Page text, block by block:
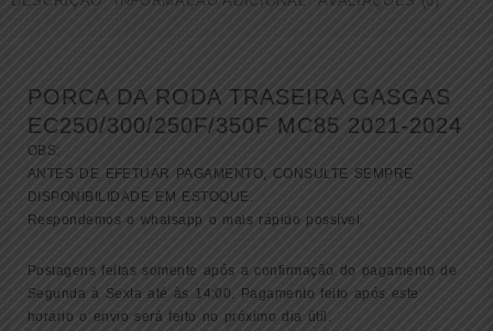
2024
(
PORCA DA RODA TRASEIRA GASGAS
EC250/300/250F/350F MC85 2021-2024
OBS:
ANTES DE EFETUAR PAGAMENTO, CONSULTE SEMPRE
DISPONIBILIDADE EM ESTOQUE.
Respondemos o whatsapp o mais rápido possível.
Postagens feitas somente após a confirmação do pagamento de
Segunda à Sexta até às 14:00. Pagamento feito após este
horário o envio será feito no próximo dia útil.